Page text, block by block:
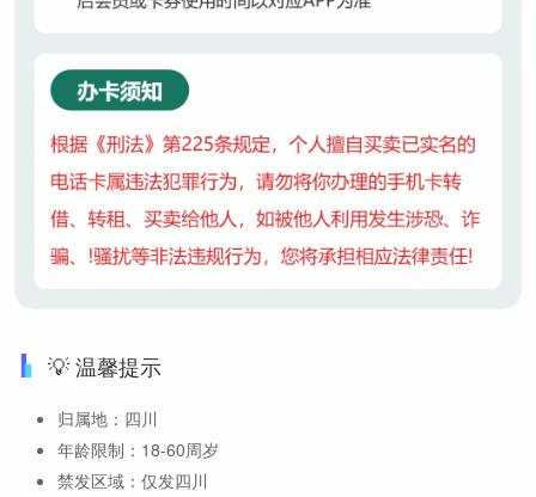
💡 温馨提示
归属地：四川
年龄限制：18-60周岁
禁发区域：仅发四川